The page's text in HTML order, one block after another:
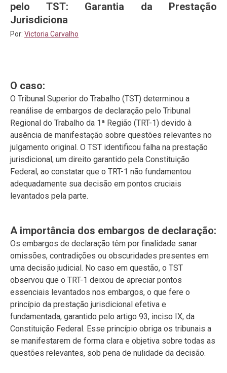
pelo TST: Garantia da Prestação
Jurisdiciona
Por: Victoria Carvalho
O caso:
O Tribunal Superior do Trabalho (TST) determinou a
reanálise de embargos de declaração pelo Tribunal
Regional do Trabalho da 1ª Região (TRT-1) devido à
ausência de manifestação sobre questões relevantes no
julgamento original. O TST identificou falha na prestação
jurisdicional, um direito garantido pela Constituição
Federal, ao constatar que o TRT-1 não fundamentou
adequadamente sua decisão em pontos cruciais
levantados pela parte.
A importância dos embargos de declaração:
Os embargos de declaração têm por finalidade sanar
omissões, contradições ou obscuridades presentes em
uma decisão judicial. No caso em questão, o TST
observou que o TRT-1 deixou de apreciar pontos
essenciais levantados nos embargos, o que fere o
princípio da prestação jurisdicional efetiva e
fundamentada, garantido pelo artigo 93, inciso IX, da
Constituição Federal. Esse princípio obriga os tribunais a
se manifestarem de forma clara e objetiva sobre todas as
questões relevantes, sob pena de nulidade da decisão.